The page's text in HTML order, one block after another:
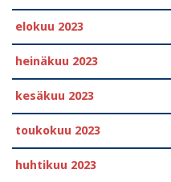
elokuu 2023
heinäkuu 2023
kesäkuu 2023
toukokuu 2023
huhtikuu 2023